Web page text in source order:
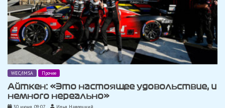
WEC/IMSA Прочее
Айткен: «Это настоящее удовольствие, и
немного нереально»